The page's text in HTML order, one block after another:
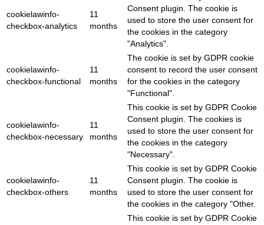
cookielawinfo-
checkbox-analytics
11
months
Consent plugin. The cookie is
used to store the user consent for
the cookies in the category
"Analytics".
cookielawinfo-
checkbox-functional
11
months
The cookie is set by GDPR cookie
consent to record the user consent
for the cookies in the category
"Functional".
cookielawinfo-
checkbox-necessary
11
months
This cookie is set by GDPR Cookie
Consent plugin. The cookies is
used to store the user consent for
the cookies in the category
"Necessary".
cookielawinfo-
checkbox-others
11
months
This cookie is set by GDPR Cookie
Consent plugin. The cookie is
used to store the user consent for
the cookies in the category "Other.
This cookie is set by GDPR Cookie